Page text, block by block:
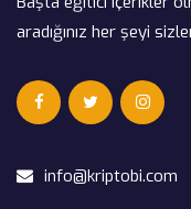
aradığınız her şeyi
info@kriptobi.com